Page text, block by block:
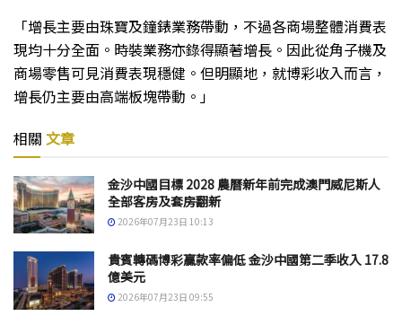
「增長主要由珠寶及鐘錶業務帶動，不過各商場整體消費表
現均十分全面。時裝業務亦錄得顯著增長。因此從角子機及
商場零售可見消費表現穩健。但明顯地，就博彩收入而言，
增長仍主要由高端板塊帶動。」
相關 文章
金沙中國目標 2028 農曆新年前完成澳門威尼斯人
全部客房及套房翻新
2026年07月23日 10:13
貴賓轉碼博彩贏款率偏低 金沙中國第二季收入 17.8
億美元
2026年07月23日 09:55